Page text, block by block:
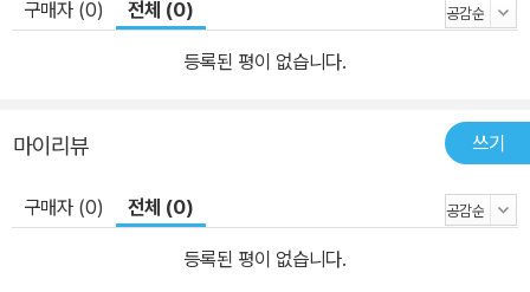
구매자 (0) 전체 (0)
등록된 평이 없습니다.
마이리뷰 쓰기
구매자 (0) 전체 (0)
등록된 평이 없습니다.